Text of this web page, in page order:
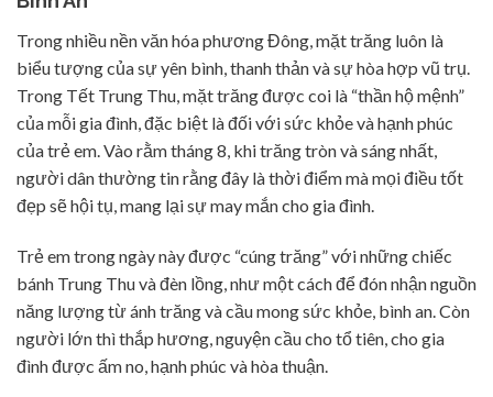
Trong nhiều nền văn hóa phương Đông, mặt trăng luôn là
biểu tượng của sự yên bình, thanh thản và sự hòa hợp vũ trụ.
Trong Tết Trung Thu, mặt trăng được coi là “thần hộ mệnh”
của mỗi gia đình, đặc biệt là đối với sức khỏe và hạnh phúc
của trẻ em. Vào rằm tháng 8, khi trăng tròn và sáng nhất,
người dân thường tin rằng đây là thời điểm mà mọi điều tốt
đẹp sẽ hội tụ, mang lại sự may mắn cho gia đình.
Trẻ em trong ngày này được “cúng trăng” với những chiếc
bánh Trung Thu và đèn lồng, như một cách để đón nhận nguồn
năng lượng từ ánh trăng và cầu mong sức khỏe, bình an. Còn
người lớn thì thắp hương, nguyện cầu cho tổ tiên, cho gia
đình được ấm no, hạnh phúc và hòa thuận.